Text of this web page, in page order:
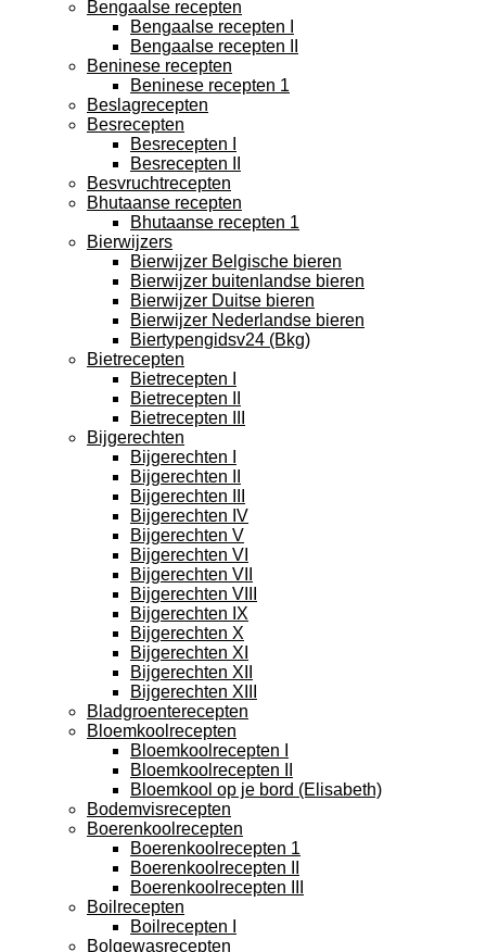
Bengaalse recepten
Bengaalse recepten I
Bengaalse recepten II
Beninese recepten
Beninese recepten 1
Beslagrecepten
Besrecepten
Besrecepten I
Besrecepten II
Besvruchtrecepten
Bhutaanse recepten
Bhutaanse recepten 1
Bierwijzers
Bierwijzer Belgische bieren
Bierwijzer buitenlandse bieren
Bierwijzer Duitse bieren
Bierwijzer Nederlandse bieren
Biertypengidsv24 (Bkg)
Bietrecepten
Bietrecepten I
Bietrecepten II
Bietrecepten III
Bijgerechten
Bijgerechten I
Bijgerechten II
Bijgerechten III
Bijgerechten IV
Bijgerechten V
Bijgerechten VI
Bijgerechten VII
Bijgerechten VIII
Bijgerechten IX
Bijgerechten X
Bijgerechten XI
Bijgerechten XII
Bijgerechten XIII
Bladgroenterecepten
Bloemkoolrecepten
Bloemkoolrecepten I
Bloemkoolrecepten II
Bloemkool op je bord (Elisabeth)
Bodemvisrecepten
Boerenkoolrecepten
Boerenkoolrecepten 1
Boerenkoolrecepten II
Boerenkoolrecepten III
Boilrecepten
Boilrecepten I
Bolgewasrecepten